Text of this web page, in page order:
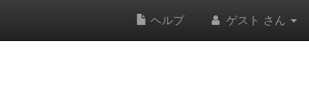
ヘルプ ゲスト さん